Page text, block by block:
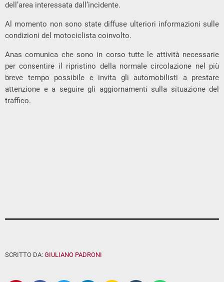
dell’area interessata dall’incidente.
Al momento non sono state diffuse ulteriori informazioni sulle
condizioni del motociclista coinvolto.
Anas comunica che sono in corso tutte le attività necessarie
per consentire il ripristino della normale circolazione nel più
breve tempo possibile e invita gli automobilisti a prestare
attenzione e a seguire gli aggiornamenti sulla situazione del
traffico.
SCRITTO DA: GIULIANO PADRONI